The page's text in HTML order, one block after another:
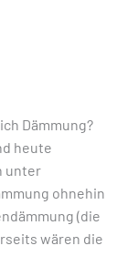
Dämmung?
heute
unter
ohnehin
(die
wären die